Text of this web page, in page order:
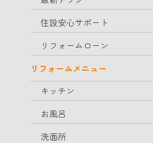
住設安心サポート
リフォームローン
リフォームメニュー
キッチン
お風呂
洗面所